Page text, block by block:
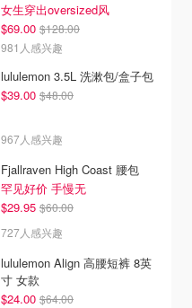
好看韩剧排行榜 - 8月最
新：《财阀X刑警 第二
季》终于回归！
女生穿出oversized风
$69.00 $128.00
981人感兴趣
lululemon 3.5L 洗漱包/盒子包
$39.00 $48.00
967人感兴趣
Fjallraven High Coast 腰包
罕见好价 手慢无
$29.95 $60.00
727人感兴趣
lululemon Align 高腰短裤 8英
寸 女款
$24.00 $64.00